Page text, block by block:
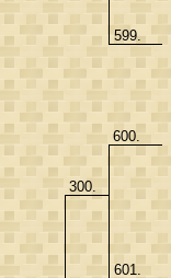
599.
300.
600.
601.